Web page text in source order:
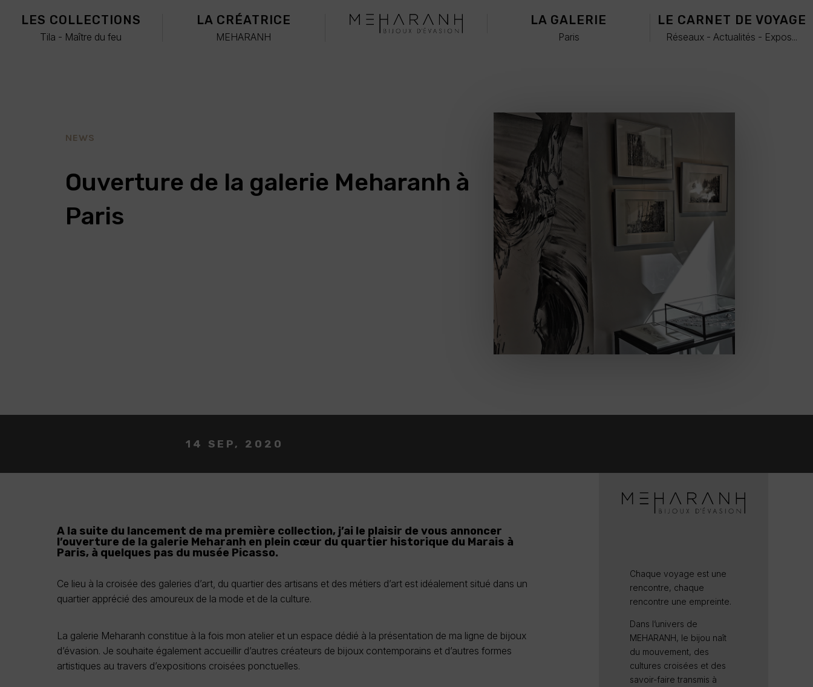
LES COLLECTIONS
Tila - Maître du feu
LA CRÉATRICE
MEHARANH
LA GALERIE
Paris
LE CARNET DE VOYAGE
Réseaux - Actualités - Expos...
NEWS
Ouverture de la galerie Meharanh à
Paris
14 SEP, 2020
A la suite du lancement de ma première collection, j’ai le plaisir de vous annoncer
l’ouverture de la galerie Meharanh en plein cœur du quartier historique du Marais à
Paris, à quelques pas du musée Picasso.
Ce lieu à la croisée des galeries d’art, du quartier des artisans et des métiers d’art est idéalement situé dans un
quartier apprécié des amoureux de la mode et de la culture.
La galerie Meharanh constitue à la fois mon atelier et un espace dédié à la présentation de ma ligne de bijoux
d’évasion. Je souhaite également accueillir d’autres créateurs de bijoux contemporains et d’autres formes
artistiques au travers d’expositions croisées ponctuelles.
Chaque voyage est une
rencontre, chaque
rencontre une empreinte.
Dans l’univers de
MEHARANH, le bijou naît
du mouvement, des
cultures croisées et des
savoir-faire transmis à